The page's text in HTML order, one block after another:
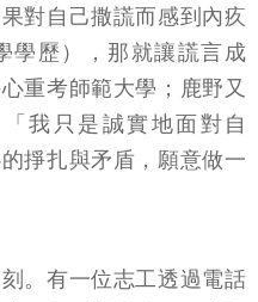
對自己撒謊而感到內疚
學歷），那就讓謊言成
重考師範大學；鹿野又
我只是誠實地面對自
掙扎與矛盾，願意做一
。有一位志工透過電話